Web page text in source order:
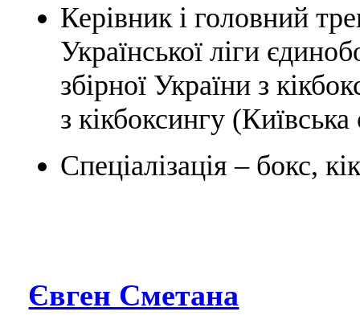
Керівник і головний
Української ліги
збірної України з
з кікбоксингу
Спеціалізація – бокс,
Євген Сметана